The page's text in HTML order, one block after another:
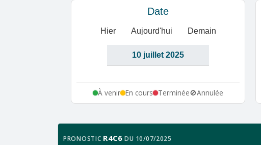
Date
Hier Aujourd'hui Demain
À venir En cours Terminée🚫Annulée
PRONOSTIC R4C6 DU 10/07/2025
Annuler